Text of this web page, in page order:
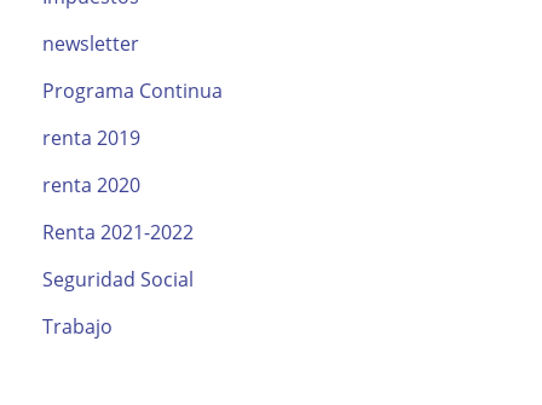
newsletter
Programa Continua
renta 2019
renta 2020
Renta 2021-2022
Seguridad Social
Trabajo